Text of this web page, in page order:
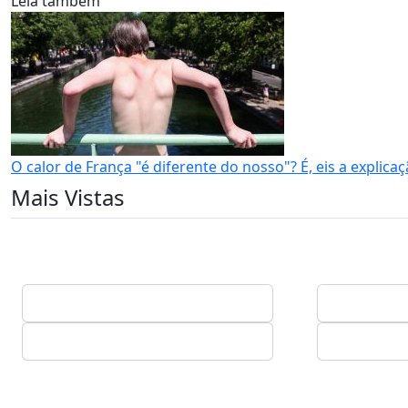
O calor de França "é diferente do nosso"? É, eis a
Mais Vistas